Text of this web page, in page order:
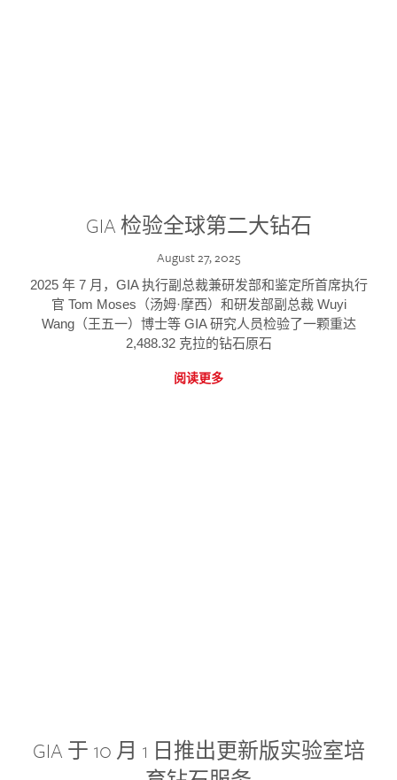
GIA 检验全球第二大钻石
August 27, 2025
2025 年 7 月，GIA 执行副总裁兼研发部和鉴定所首席执行
官 Tom Moses（汤姆·摩西）和研发部副总裁 Wuyi
Wang（王五一）博士等 GIA 研究人员检验了一颗重达
2,488.32 克拉的钻石原石
阅读更多
GIA 于 10 月 1 日推出更新版实验室培